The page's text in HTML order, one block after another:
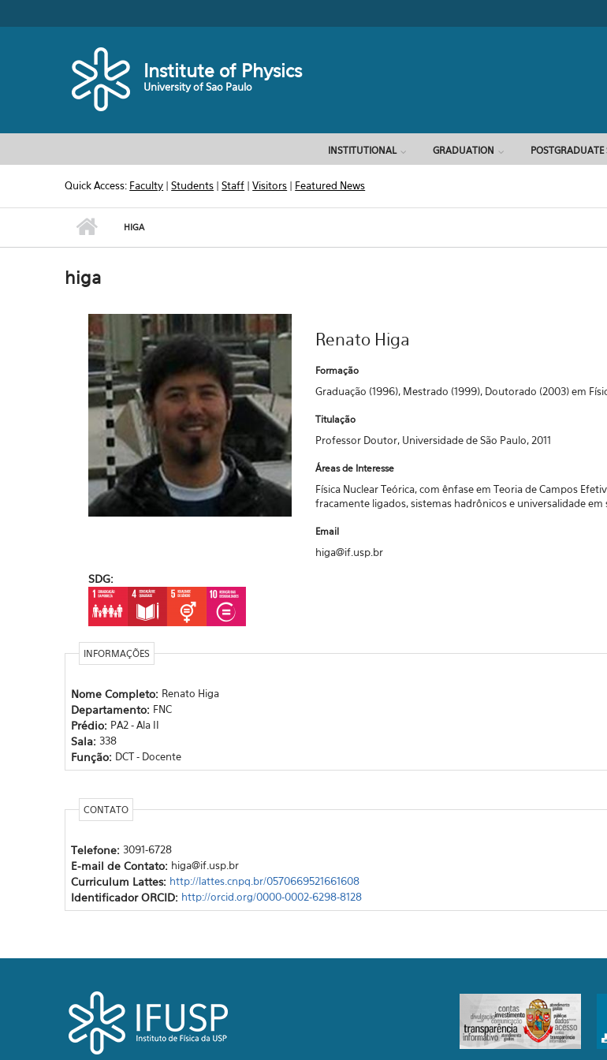
Institute of Physics
University of Sao Paulo
INSTITUTIONAL GRADUATION POSTGRADUATE
Quick Access: Faculty |Students |Staff |Visitors | Featured News
HIGA
higa
Renato Higa
Formação
Graduação (1996), Mestrado (1999), Doutorado (2003) em
Titulação
Professor Doutor, Universidade de São Paulo, 2011
Áreas de Interesse
Física Nuclear Teórica, com ênfase em Teoria de Campos
fracamente ligados, sistemas hadrônicos e universalidade em
Email
higa@if.usp.br
SDG:
INFORMAÇÕES
Nome Completo: Renato Higa
Departamento: FNC
Prédio: PA2 - Ala II
Sala: 338
Função: DCT - Docente
CONTATO
Telefone: 3091-6728
E-mail de Contato: higa@if.usp.br
Curriculum Lattes: http://lattes.cnpq.br/0570669521661608
Identificador ORCID: http://orcid.org/0000-0002-6298-8128